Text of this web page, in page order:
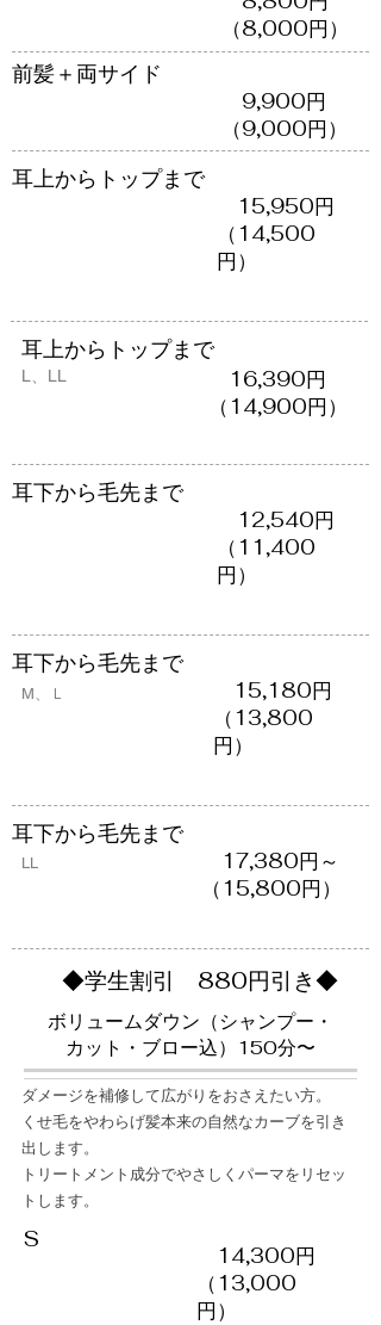
（​8,000円）
前髪＋両サイド
​ 9,900円
​（9,000円）
​耳上からトップまで
​ 15,950円
（​14,500
円）
​耳上からトップまで
​L、LL
​ 16,390円
（14,900円）
​耳下から毛先まで
​ 12,540円
​（11,400
円）
​耳下から毛先まで
​M、Ｌ
​ 15,180円
（​13,800
円）
​耳下から毛先まで
​LL
17,380円～
（​15,800円）
引 880円引き◆
ボリュームダウン（シャンプー・
カット・ブロー込）150分〜
ダメージを補修して広がりをおさえたい方。
くせ毛をやわらげ髪本来の自然なカーブを引き
出します。
トリートメント成分でやさしくパーマをリセッ
トします。
S
14,300円
​（13,000
円）